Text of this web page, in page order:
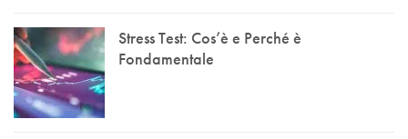
Stress Test: Cos’è e Perché è
Fondamentale